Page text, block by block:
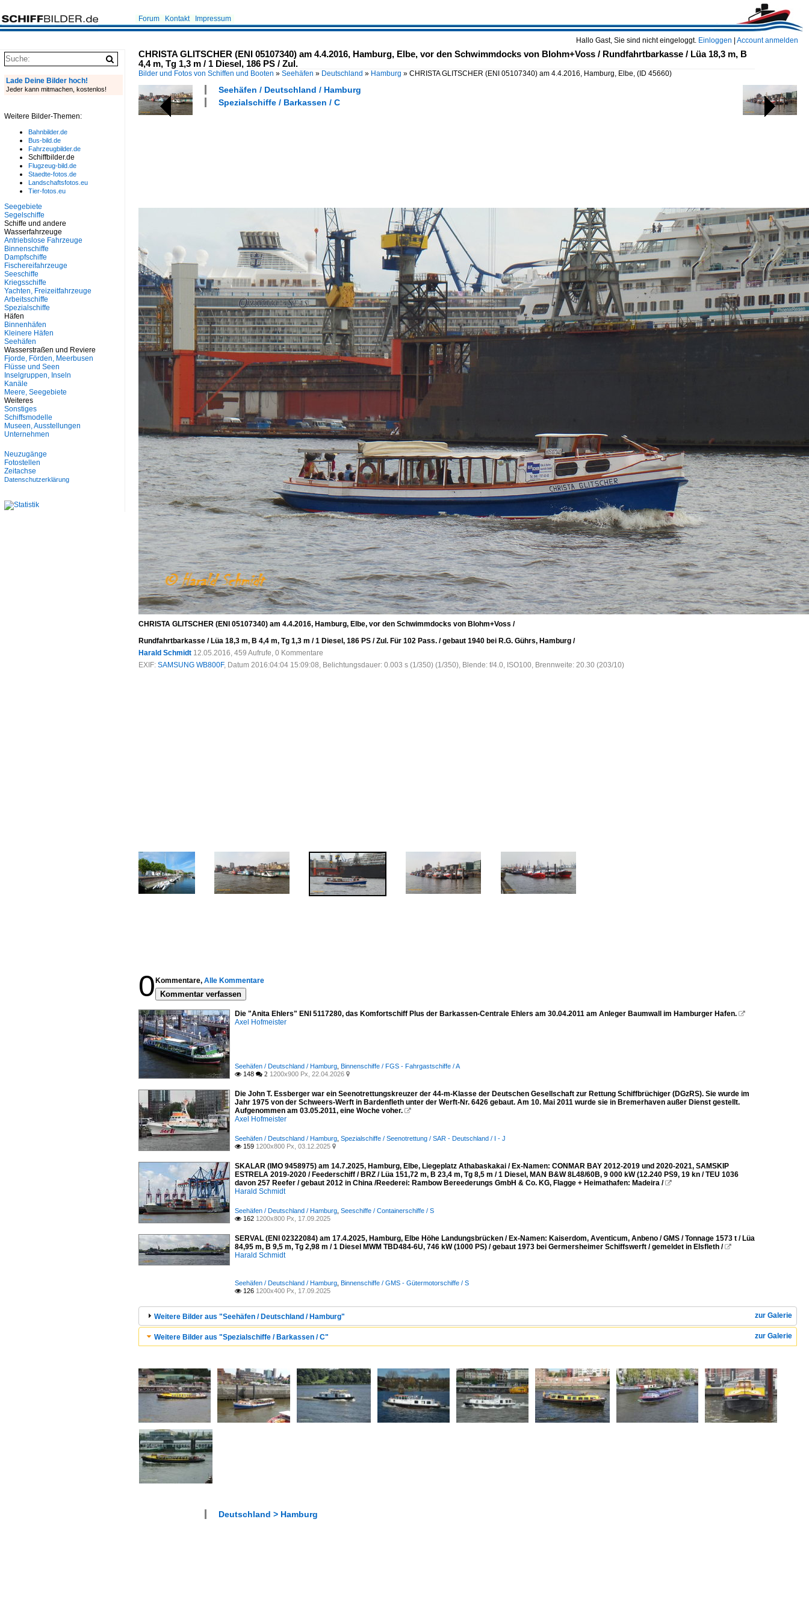
Hallo Gast, Sie sind nicht eingeloggt. Einloggen Account anmelden
Forum Kontakt Impressum
CHRISTA GLITSCHER (ENI 05107340) am 4.4.2016, Hamburg, Elbe, vor den Schwimmdocks von Blohm+Voss / Rundfahrtbarkasse / Lüa 18,3 m, B
4,4 m, Tg 1,3 m / 1 Diesel, 186 PS / Zul.
Bilder und Fotos von Schiffen und Booten » Seehäfen » Deutschland » Hamburg » CHRISTA GLITSCHER (ENI 05107340) am 4.4.2016, Hamburg, Elbe, (ID 45660)
Seehäfen / Deutschland / Hamburg
Spezialschiffe / Barkassen / C
CHRISTA GLITSCHER (ENI 05107340) am 4.4.2016, Hamburg, Elbe, vor den Schwimmdocks von Blohm+Voss /
Rundfahrtbarkasse / Lüa 18,3 m, B 4,4 m, Tg 1,3 m / 1 Diesel, 186 PS / Zul. Für 102 Pass. / gebaut 1940 bei R.G. Gührs, Hamburg /
Harald Schmidt 12.05.2016, 459 Aufrufe, 0 Kommentare
EXIF: SAMSUNG WB800F, Datum 2016:04:04 15:09:08, Belichtungsdauer: 0.003 s (1/350) (1/350), Blende: f/4.0, ISO100, Brennweite: 20.30 (203/10)
0 Kommentare, Alle Kommentare
Kommentar verfassen
Die "Anita Ehlers" ENI 5117280, das Komfortschiff Plus der Barkassen-Centrale Ehlers am 30.04.2011 am Anleger Baumwall im Hamburger Hafen. 
Axel Hofmeister
Seehäfen / Deutschland / Hamburg Binnenschiffe / FGS - Fahrgastschiffe / A
 148  2 1200x900 Px, 22.04.2026 
Die John T. Essberger war ein Seenotrettungskreuzer der 44-m-Klasse der Deutschen Gesellschaft zur Rettung Schiffbrüchiger (DGzRS). Sie wurde im
Jahr 1975 von der Schweers-Werft in Bardenfleth unter der Werft-Nr. 6426 gebaut. Am 10. Mai 2011 wurde sie in Bremerhaven außer Dienst gestellt.
Aufgenommen am 03.05.2011, eine Woche voher. 
Axel Hofmeister
Seehäfen / Deutschland / Hamburg Spezialschiffe / Seenotrettung / SAR - Deutschland / I - J
 159 1200x800 Px, 03.12.2025 
SKALAR (IMO 9458975) am 14.7.2025, Hamburg, Elbe, Liegeplatz Athabaskakai / Ex-Namen: CONMAR BAY 2012-2019 und 2020-2021, SAMSKIP
ESTRELA 2019-2020 / Feederschiff / BRZ / Lüa 151,72 m, B 23,4 m, Tg 8,5 m / 1 Diesel, MAN B&W 8L48/60B, 9 000 kW (12.240 PS9, 19 kn / TEU 1036
davon 257 Reefer / gebaut 2012 in China /Reederei: Rambow Bereederungs GmbH & Co. KG, Flagge + Heimathafen: Madeira /
Harald Schmidt
Seehäfen / Deutschland / Hamburg Seeschiffe / Containerschiffe / S
 162 1200x800 Px, 17.09.2025
SERVAL (ENI 02322084) am 17.4.2025, Hamburg, Elbe Höhe Landungsbrücken / Ex-Namen: Kaiserdom, Aventicum, Anbeno / GMS / Tonnage 1573 t / Lüa
84,95 m, B 9,5 m, Tg 2,98 m / 1 Diesel MWM TBD484-6U, 746 kW (1000 PS) / gebaut 1973 bei Germersheimer Schiffswerft / gemeldet in Elsfleth /
Harald Schmidt
Seehäfen / Deutschland / Hamburg Binnenschiffe / GMS - Gütermotorschiffe / S
 126 1200x400 Px, 17.09.2025
zur Galerie
Weitere Bilder aus "Seehäfen / Deutschland / Hamburg"
zur Galerie
Weitere Bilder aus "Spezialschiffe / Barkassen / C"
Deutschland > Hamburg
Lade Deine Bilder hoch!
Jeder kann mitmachen, kostenlos!
Weitere Bilder-Themen:
Bahnbilder.de
Bus-bild.de
Fahrzeugbilder.de
Schiffbilder.de
Flugzeug-bild.de
Staedte-fotos.de
Landschaftsfotos.eu
Tier-fotos.eu
Seegebiete
Segelschiffe
Schiffe und andere
Wasserfahrzeuge
Antriebslose Fahrzeuge
Binnenschiffe
Dampfschiffe
Fischereifahrzeuge
Seeschiffe
Kriegsschiffe
Yachten, Freizeitfahrzeuge
Arbeitsschiffe
Spezialschiffe
Häfen
Binnenhäfen
Kleinere Häfen
Seehäfen
Wasserstraßen und Reviere
Fjorde, Förden, Meerbusen
Flüsse und Seen
Inselgruppen, Inseln
Kanäle
Meere, Seegebiete
Weiteres
Sonstiges
Schiffsmodelle
Museen, Ausstellungen
Unternehmen
Neuzugänge
Fotostellen
Zeitachse
Datenschutzerklärung